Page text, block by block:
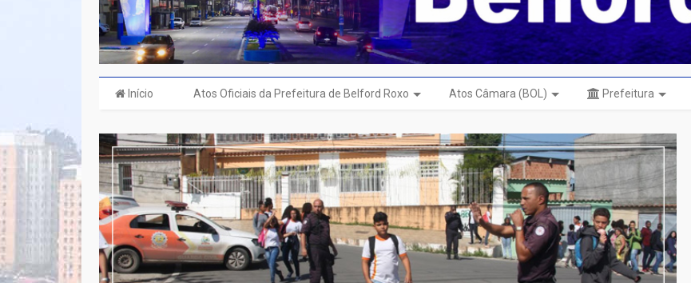
Início Atos Oficiais da Prefeitura de Belford Roxo Atos Câmara (BOL) Prefeitura